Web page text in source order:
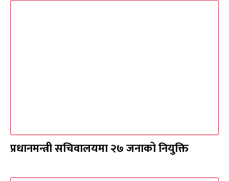
प्रधानमन्त्री सचिवालयमा २७ जनाको नियुक्ति